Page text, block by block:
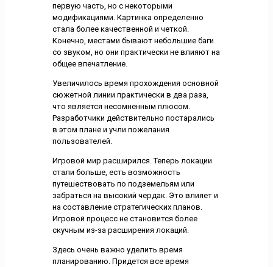
первую часть, но с некоторыми
модификациями. Картинка определенно
стала более качественной и четкой.
Конечно, местами бывают небольшие баги
со звуком, но они практически не влияют на
общее впечатление.
Увеличилось время прохождения основной
сюжетной линии практически в два раза,
что является несомненным плюсом.
Разработчики действительно постарались
в этом плане и учли пожелания
пользователей.
Игровой мир расширился. Теперь локации
стали больше, есть возможность
путешествовать по подземельям или
забраться на высокий чердак. Это влияет и
на составление стратегических планов.
Игровой процесс не становится более
скучным из-за расширения локаций.
Здесь очень важно уделить время
планированию. Придется все время